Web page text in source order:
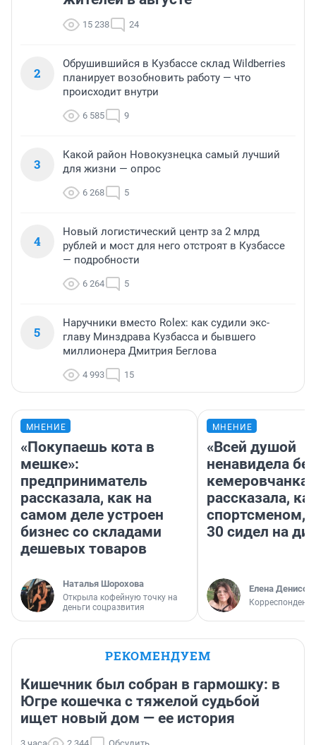
15 238 24
2
Обрушившийся в Кузбассе склад Wildberries
планирует возобновить работу — что
происходит внутри
6 585 9
3
Какой район Новокузнецка самый лучший
для жизни — опрос
6 268 5
4
Новый логистический центр за 2 млрд
рублей и мост для него отстроят в Кузбассе
— подробности
6 264 5
5
Наручники вместо Rolex: как судили экс-
главу Минздрава Кузбасса и бывшего
миллионера Дмитрия Беглова
4 993 15
МНЕНИЕ
«Покупаешь кота в
мешке»:
предприниматель
рассказала, как на
самом деле устроен
бизнес со складами
дешевых товаров
Наталья Шорохова
Открыла кофейную точку на
деньги соцразвития
МНЕНИЕ
«Всей душой
ненавидела
кемеровчанка
рассказала,
спортсменом,
30 сидел на
Елена
Корреспондент
РЕКОМЕНДУЕМ
Кишечник был собран в гармошку: в
Югре кошечка с тяжелой судьбой
ищет новый дом — ее история